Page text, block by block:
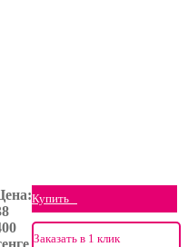
Купить
Заказать в 1 клик